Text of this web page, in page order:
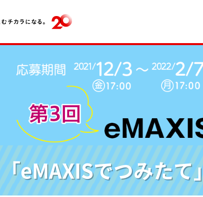
「eMAXISでつみた